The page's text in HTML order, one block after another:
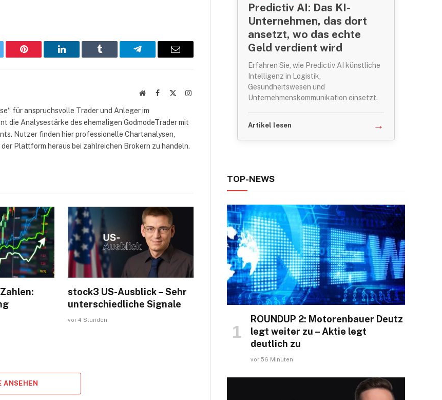
Pinterest LinkedIn Tumblr Telegram E-
WebsiteFacebook Instagram
für anspruchsvolle Trader und Anleger im
die Analysestärke des ehemaligen GodmodeTrader mit
Nutzer finden hier professionelle Chartanalysen,
Plattform heraus bei zahlreichen Brokern zu handeln.
stock3 US-Ausblick – Sehr
unterschiedliche Signale
vor 4 Stunden
ANSEHEN
Predictiv AI: Das KI-
Unternehmen, das dort
ansetzt, wo das echte
Geld verdient wird
Erfahren Sie, wie Predictiv AI künstliche
Intelligenz in Logistik,
Gesundheitswesen und
Unternehmenskommunikation einsetzt.
Artikel lesen →
TOP-NEWS
ROUNDUP 2: Motorenbauer Deutz
legt weiter zu – Aktie legt
deutlich zu
vor 56 Minuten